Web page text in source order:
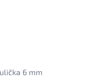
6 mm